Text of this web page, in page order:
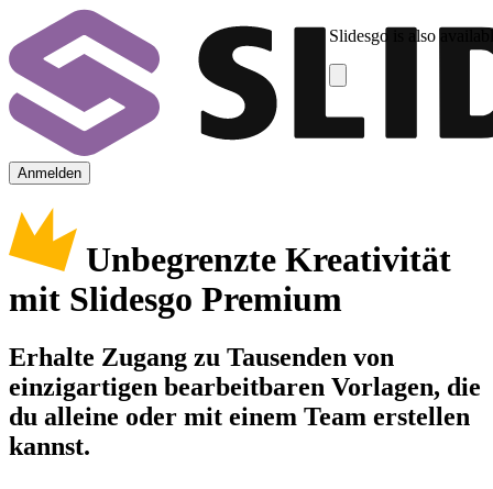
Slidesgo is also
Anmelden
Unbegrenzte Kreativität
mit Slidesgo Premium
Erhalte Zugang zu Tausenden von
einzigartigen bearbeitbaren Vorlagen, die
du alleine oder mit einem Team erstellen
kannst.